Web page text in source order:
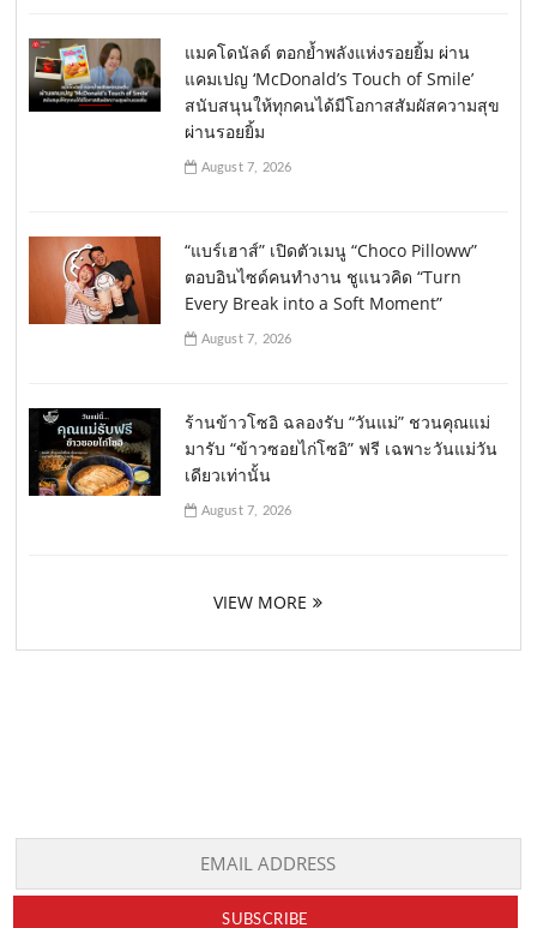
แมคโดนัลด์ ตอกย้ำพลังแห่งรอยยิ้ม ผ่าน
แคมเปญ ‘McDonald’s Touch of Smile’
สนับสนุนให้ทุกคนได้มีโอกาสสัมผัสความสุข
ผ่านรอยยิ้ม
August 7, 2026
“แบร์เฮาส์” เปิดตัวเมนู “Choco Pilloww”
ตอบอินไซด์คนทำงาน ชูแนวคิด “Turn
Every Break into a Soft Moment”
August 7, 2026
ร้านข้าวโซอิ ฉลองรับ “วันแม่” ชวนคุณแม่
มารับ “ข้าวซอยไก่โซอิ” ฟรี เฉพาะวันแม่วัน
เดียวเท่านั้น
August 7, 2026
VIEW MORE